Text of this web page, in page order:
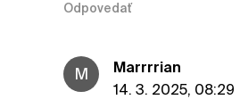
Odpovedať
M
Marrrrian
14. 3. 2025, 08:29